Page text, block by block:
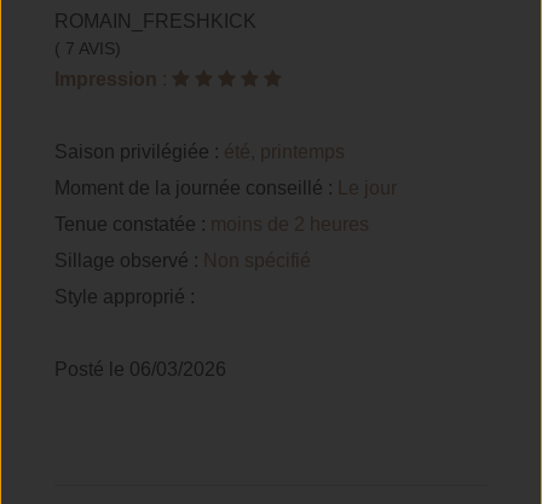
ROMAIN_FRESHKICK
( 7 AVIS)
Impression :
Saison privilégiée : été, printemps
Moment de la journée conseillé :
Le jour
Tenue constatée :
moins de 2 heures
Sillage observé : Non spécifié
Style approprié :
Posté le 06/03/2026